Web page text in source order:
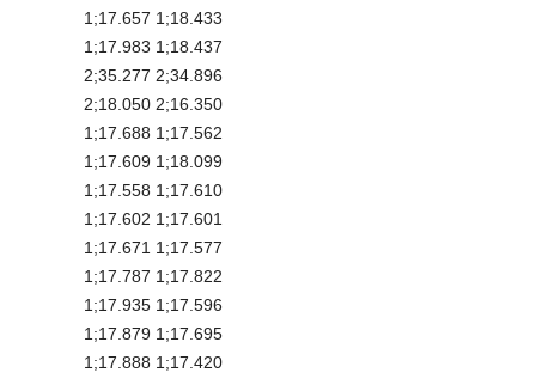
1;17.657 1;18.433
1;17.983 1;18.437
2;35.277 2;34.896
2;18.050 2;16.350
1;17.688 1;17.562
1;17.609 1;18.099
1;17.558 1;17.610
1;17.602 1;17.601
1;17.671 1;17.577
1;17.787 1;17.822
1;17.935 1;17.596
1;17.879 1;17.695
1;17.888 1;17.420